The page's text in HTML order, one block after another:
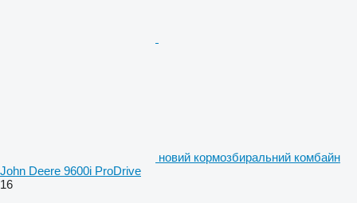
новий кормозбиральний комбайн
John Deere 9600i ProDrive
16